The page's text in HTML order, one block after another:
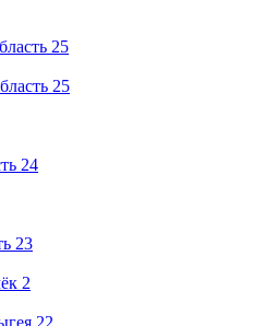
25
25
24
23
2
22